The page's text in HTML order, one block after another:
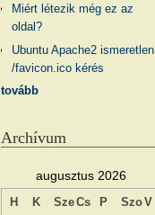
Miért létezik még ez az
oldal?
Ubuntu Apache2 ismeretlen
/favicon.ico kérés
tovább
Archívum
augusztus 2026
H K SzeCs P SzoV